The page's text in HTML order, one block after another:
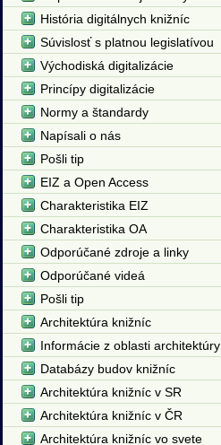
História digitálnych knižníc
Súvislosť s platnou legislatívou
Východiská digitalizácie
Princípy digitalizácie
Normy a štandardy
Napísali o nás
Pošli tip
EIZ a Open Access
Charakteristika EIZ
Charakteristika OA
Odporúčané zdroje a linky
Odporúčané videá
Pošli tip
Architektúra knižníc
Informácie z oblasti architektúry
Databázy budov knižníc
Architektúra knižníc v SR
Architektúra knižníc v ČR
Architektúra knižníc vo svete